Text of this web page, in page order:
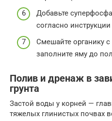
Добавьте
согласно
Смешайте органику с
заполните яму до
Полив и дренаж в
грунта
Застой воды у корней —
тяжелых глинистых почвах